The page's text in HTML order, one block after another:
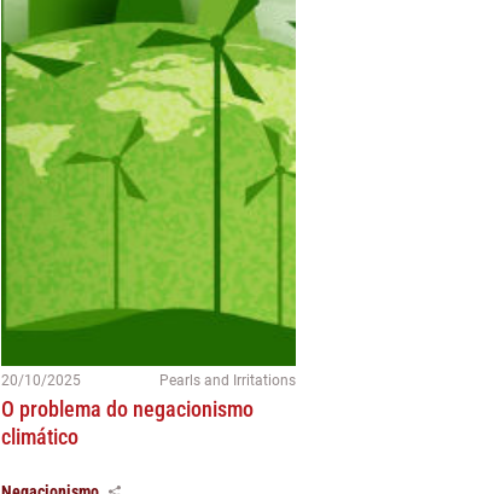
20/10/2025 Pearls and Irritations
O problema do negacionismo
climático